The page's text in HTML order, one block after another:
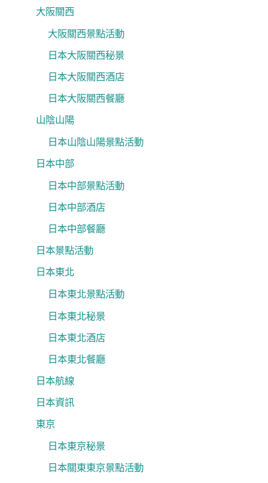
大阪關西
大阪關西景點活動
日本大阪關西秘景
日本大阪關西酒店
日本大阪關西餐廳
山陰山陽
日本山陰山陽景點活動
日本中部
日本中部景點活動
日本中部酒店
日本中部餐廳
日本景點活動
日本東北
日本東北景點活動
日本東北秘景
日本東北酒店
日本東北餐廳
日本航線
日本資訊
東京
日本東京秘景
日本關東東京景點活動